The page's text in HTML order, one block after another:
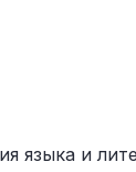
языка и